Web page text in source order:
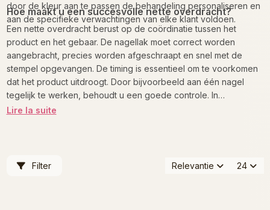
door de kleur aan te passen de behandeling personaliseren en
aan de specifieke verwachtingen van elke klant voldoen.
Hoe maakt u een succesvolle nette overdracht?
Een nette overdracht berust op de coördinatie tussen het
product en het gebaar. De nagellak moet correct worden
aangebracht, precies worden afgeschraapt en snel met de
stempel opgevangen. De timing is essentieel om te voorkomen
dat het product uitdroogt. Door bijvoorbeeld aan één nagel
tegelijk te werken, behoudt u een goede controle. In
schoonheidssalons betekent deze beheersing van het gebaar
Lire la suite
Filter Relevantie 24